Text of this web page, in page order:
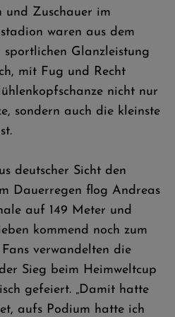
und Zuschauer im
waren aus dem
sportlichen Glanzleistung
mit Fug und Recht
nicht nur
sondern auch die kleinste
deutscher Sicht den
Dauerregen flog Andreas
auf 149 Meter und
kommend noch zum
verwandelten die
Sieg beim Heimweltcup
gefeiert. „Damit hatte
aufs Podium hatte ich